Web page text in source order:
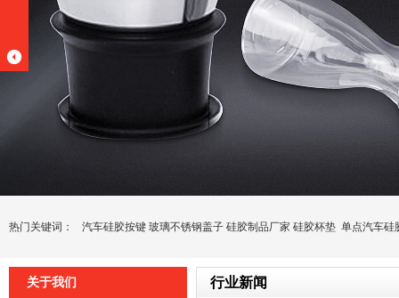
热门关键词： 汽车硅胶按键 玻璃不锈钢盖子 硅胶制品厂家 硅胶杯垫 单点汽车硅
关于我们 行业新闻